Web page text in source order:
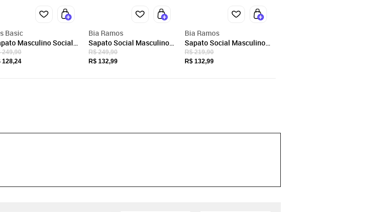
Basic
Masculino Social
Cadarço Confortável
Ortopédico
249,90
128,24
Bia Ramos
Sapato Social Masculino
Confort com Cadarço
Ortopédico Macio
R$ 249,90
R$ 132,99
Bia Ramos
Sapato Social Masculino
Ortopédico Confortável
Classíco Macio Básico
R$ 219,90
R$ 132,99